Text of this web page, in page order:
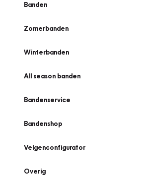
Banden
Zomerbanden
Winterbanden
All season banden
Bandenservice
Bandenshop
Velgenconfigurator
Overig